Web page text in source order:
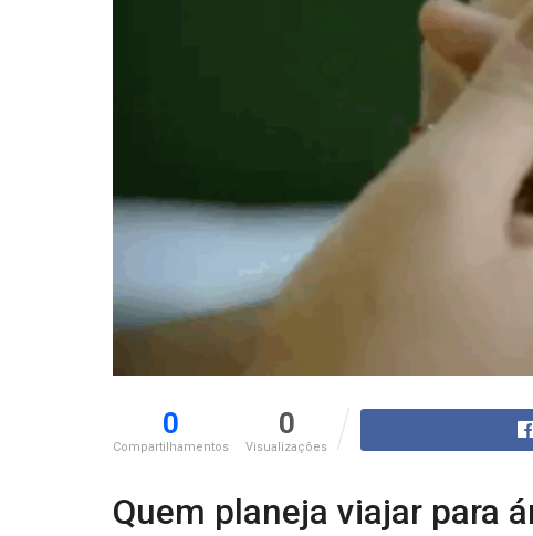
0
Compartilhamentos
0
Visualizações
Quem planeja viajar para